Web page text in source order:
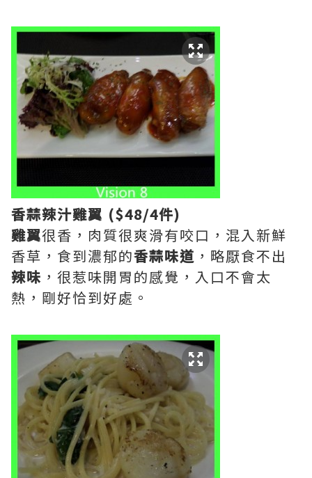
香蒜辣汁雞翼 ($48/4件)
雞翼很香，肉質很爽滑有咬口，混入新鮮
香草，食到濃郁的香蒜味道 ，略厭食不出
辣味 ，很惹味開胃的感覺，入口不會太
熱，剛好恰到好處。